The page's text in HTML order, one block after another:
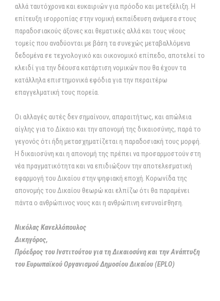
αλλά ταυτόχρονα και ευκαιριών για πρόοδο και μετεξέλιξη. Η
επίτευξη ισορροπίας στην νομική εκπαίδευση ανάμεσα στους
παραδοσιακούς άξονες και θεματικές αλλά και τους νέους
τομείς που αναδύονται με βάση τα συνεχώς μεταβαλλόμενα
δεδομένα σε τεχνολογικό και οικονομικό επίπεδο, αποτελεί το
κλειδί για την δέουσα κατάρτιση νομικών που θα έχουν τα
κατάλληλα επιστημονικά εφόδια για την περαιτέρω
επαγγελματική τους πορεία.
Οι αλλαγές αυτές δεν σημαίνουν, απαραιτήτως, και απώλεια
αίγλης για το Δίκαιο και την απονομή της δικαιοσύνης, παρά το
γεγονός ότι ήδη μετασχηματίζεται η παραδοσιακή τους μορφή.
Η δικαιοσύνη και η απονομή της πρέπει να προσαρμοστούν στη
νέα πραγματικότητα και να επιδιώξουν την αποτελεσματική
εφαρμογή του Δικαίου στην ψηφιακή εποχή. Κορωνίδα της
απονομής του Δικαίου θεωρώ και ελπίζω ότι θα παραμένει
πάντα ο ανθρώπινος νους και η ανθρώπινη ενσυναίσθηση.
Νικόλας Κανελλόπουλος
Δικηγόρος,
Πρόεδρος του Ινστιτούτου για τη Δικαιοσύνη και την Ανάπτυξη
του Ευρωπαϊκού Οργανισμού Δημοσίου Δικαίου (EPLO)